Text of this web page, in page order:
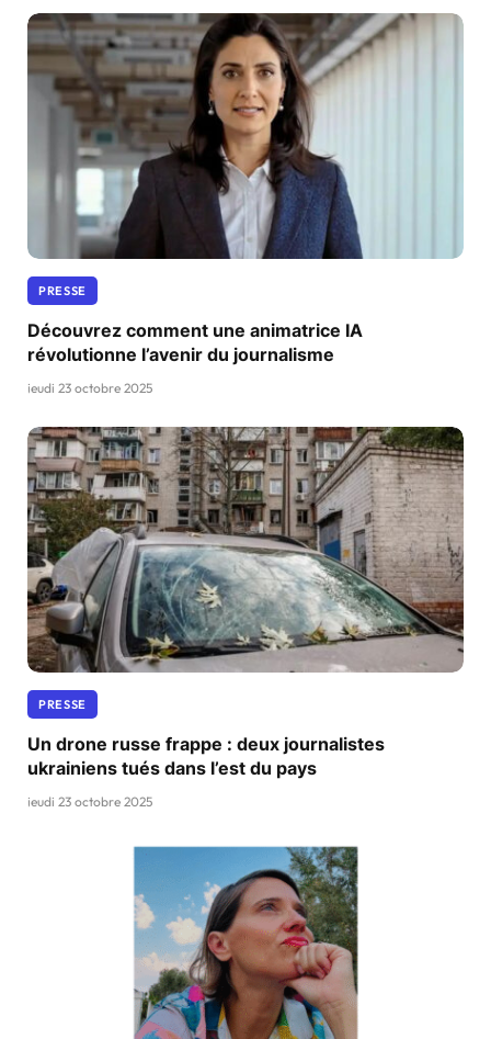
PRESSE
Découvrez comment une animatrice IA
révolutionne l’avenir du journalisme
jeudi 23 octobre 2025
PRESSE
Un drone russe frappe : deux journalistes
ukrainiens tués dans l’est du pays
jeudi 23 octobre 2025